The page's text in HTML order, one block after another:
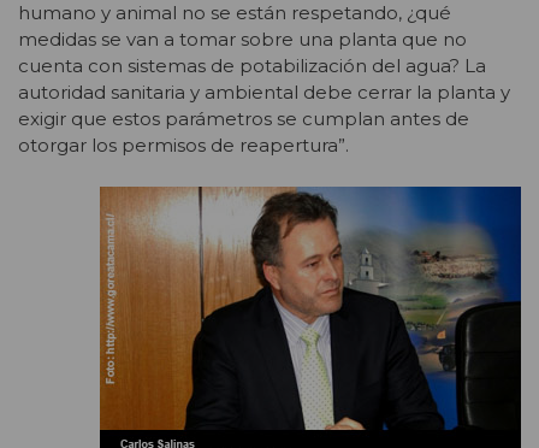
humano y animal no se están respetando, ¿qué
medidas se van a tomar sobre una planta que no
cuenta con sistemas de potabilización del agua? La
autoridad sanitaria y ambiental debe cerrar la planta y
exigir que estos parámetros se cumplan antes de
otorgar los permisos de reapertura”.